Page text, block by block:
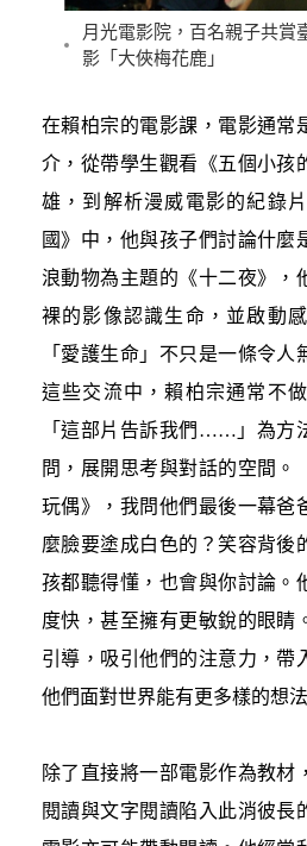
月光電影院，百名親子共賞
影「大俠梅花鹿」
在賴柏宗的電影課，電影通常
介，從帶學生觀看《五個小孩
雄，到解析漫威電影的紀錄
國》中，他與孩子們討論什麼
浪動物為主題的《十二夜》，
裸的影像認識生命，並啟動
「愛護生命」不只是一條令
這些交流中，賴柏宗通常不
「這部片告訴我們……」為方
問，展開思考與對話的空間。
玩偶》，我問他們最後一幕爸
麼臉要塗成白色的？笑容背後
孩都聽得懂，也會與你討論。
度快，甚至擁有更敏銳的眼睛
引導，吸引他們的注意力，帶
他們面對世界能有更多樣的想法
除了直接將一部電影作為教材
閱讀與文字閱讀陷入此消彼長